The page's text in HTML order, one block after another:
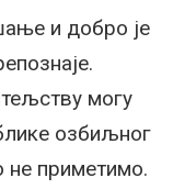
и добро је
могу
озбиљног
приметимо.